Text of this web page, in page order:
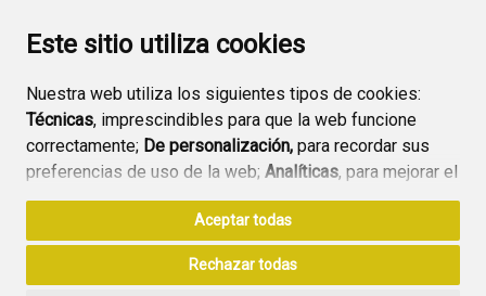
Este sitio utiliza cookies
Nuestra web utiliza los siguientes tipos de cookies:
Técnicas, imprescindibles para que la web funcione
correctamente; De personalización, para recordar sus
preferencias de uso de la web; Analíticas, para mejorar el
funcionamiento de la web y sus servicios.
Si acepta pulsando el botón“Aceptar todas”
consideramos que acepta su uso. Si pulsa el botón
Aceptar todas
Rechazar todas